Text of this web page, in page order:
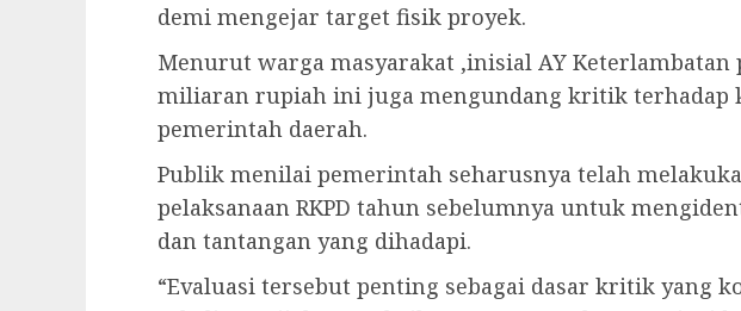
demi mengejar target fisik proyek.
Menurut warga masyarakat ,inisial AY
miliaran rupiah ini juga mengundang kritik terhadap
pemerintah daerah.
Publik menilai pemerintah seharusnya telah
pelaksanaan RKPD tahun sebelumnya untuk
dan tantangan yang dihadapi.
“Evaluasi tersebut penting sebagai dasar kritik yang